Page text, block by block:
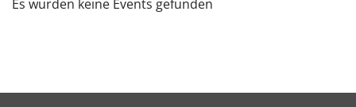
Es wurden keine Events gefunden